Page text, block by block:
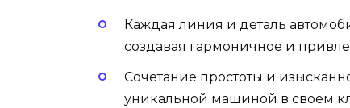
Каждая линия и деталь
создавая гармоничное и
Сочетание простоты и
уникальной машиной в своем